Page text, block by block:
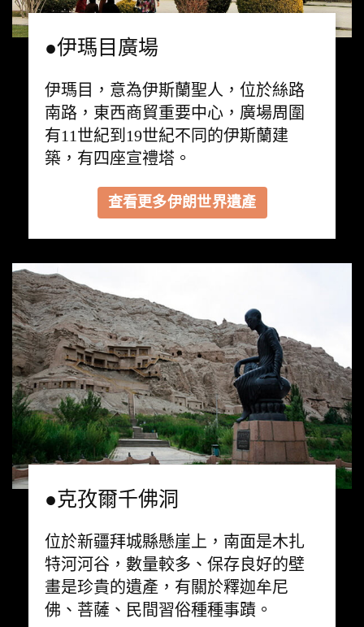
●伊瑪目廣場
伊瑪目，意為伊斯蘭聖人，位於絲路
南路，東西商貿重要中心，廣場周圍
有11世紀到19世紀不同的伊斯蘭建
築，有四座宣禮塔。
查看更多伊朗世界遺產
●克孜爾千佛洞
位於新疆拜城縣懸崖上，南面是木扎
特河河谷，數量較多、保存良好的壁
畫是珍貴的遺產，有關於釋迦牟尼
佛、菩薩、民間習俗種種事蹟。